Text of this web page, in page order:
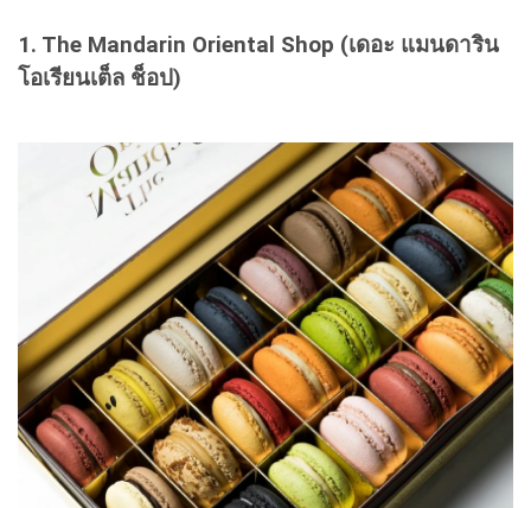
1. The Mandarin Oriental Shop (เดอะ แมนดาริน
โอเรียนเต็ล ช็อป)